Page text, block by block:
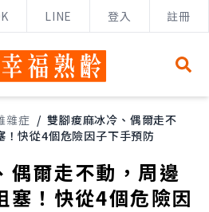
LINE 登入 註冊
雜症 / 雙腳痠麻冰冷、偶爾走不
快從4個危險因子下手預防
偶爾走不動，周邊
塞！快從4個危險因